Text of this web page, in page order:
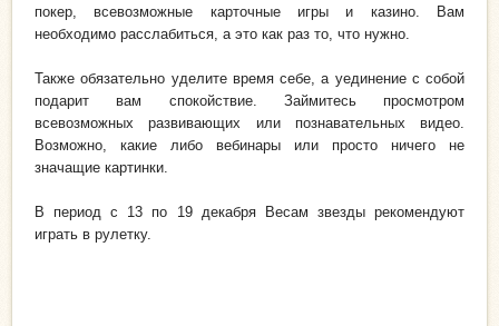
покер, всевозможные карточные игры и казино. Вам
необходимо расслабиться, а это как раз то, что нужно.
Также обязательно уделите время себе, а уединение с собой
подарит вам спокойствие. Займитесь просмотром
всевозможных развивающих или познавательных видео.
Возможно, какие либо вебинары или просто ничего не
значащие картинки.
В период с 13 по 19 декабря Весам звезды рекомендуют
играть в рулетку.